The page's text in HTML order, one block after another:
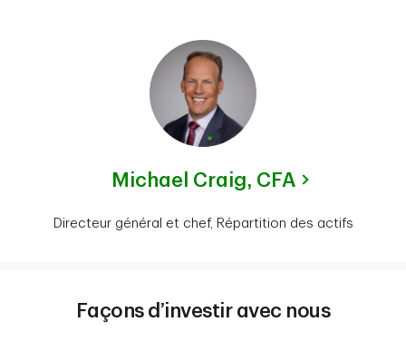
Michael Craig, CFA
Directeur général et chef, Répartition des actifs
Façons d’investir avec nous